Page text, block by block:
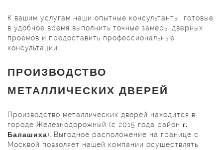
К вашим услугам наши опытные консультанты, готовые
в удобное время выполнить точные замеры дверных
проемов и предоставить профессиональные
консультации.
ПРОИЗВОДСТВО
МЕТАЛЛИЧЕСКИХ ДВЕРЕЙ
Производство металлических дверей находится в
городе Железнодорожный (с 2015 года район г.
Балашиха). Выгодное расположение на границе с
Москвой повзоляет нашей компании осуществлять